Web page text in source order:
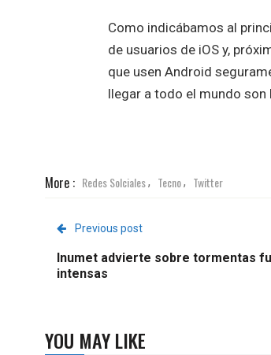
Como indicábamos al
de usuarios de iOS y,
que usen Android
llegar a todo el mundo
More : Redes Solciales, Tecno, Twitter
Previous post
Inumet advierte sobre tormentas
intensas
YOU MAY LIKE